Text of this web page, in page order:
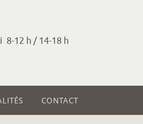
8-12 h / 14-18 h
CONTACT